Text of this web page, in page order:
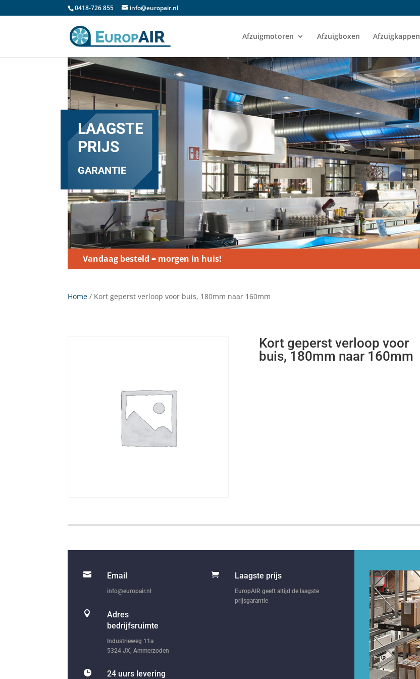
0418-726 855 info@europair.nl
Afzuigmotoren Afzuigboxen Afzuigkappen
LAAGSTE
PRIJS
GARANTIE
Vandaag besteld = morgen in huis!
Home / Kort geperst verloop voor buis, 180mm naar 160mm
Kort geperst verloop voor
buis, 180mm naar 160mm
 Email
info@europair.nl

Adres
bedrijfsruimte
Industrieweg 11a
5324 JX, Ammerzoden
 24 uurs levering
 Laagste prijs
EuropAIR geeft altijd de laagste
prijsgarantie